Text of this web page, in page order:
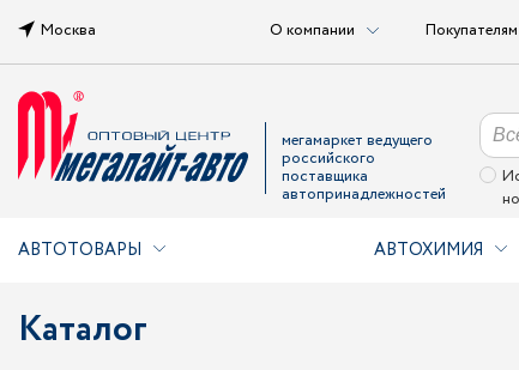
Москва О компании Покупателям
мегамаркет ведущего
российского
поставщика
автопринадлежностей
АВТОТОВАРЫ АВТОХИМИЯ
Каталог